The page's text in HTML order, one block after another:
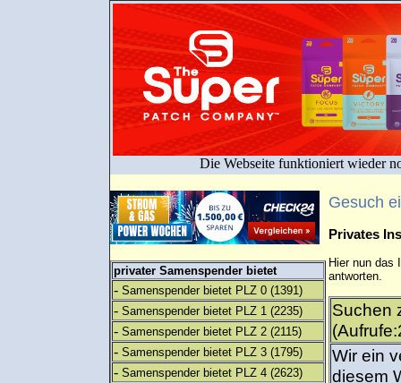
Die Webseite funktioniert wieder
privater Samenspender bietet
- Samenspender bietet PLZ 0 (1391)
- Samenspender bietet PLZ 1 (2235)
- Samenspender bietet PLZ 2 (2115)
- Samenspender bietet PLZ 3 (1795)
- Samenspender bietet PLZ 4 (2623)
Gesuch
Privates
Hier nun das
antworten.
Suchen
Wir ein
diesem